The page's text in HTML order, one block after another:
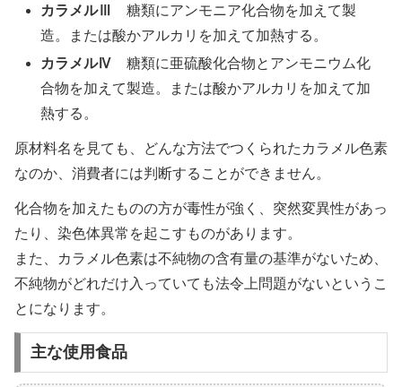
カラメルⅢ
糖類にアンモニア化合物を加えて製
造。または酸かアルカリを加えて加熱する。
カラメルⅣ 糖類に亜硫酸化合物とアンモニウム化
合物を加えて製造。または酸かアルカリを加えて加
熱する。
原材料名を見ても、どんな方法でつくられたカラメル色素
なのか、消費者には判断することができません。
化合物を加えたものの方が毒性が強く、突然変異性があっ
たり、染色体異常を起こすものがあります。
また、カラメル色素は不純物の含有量の基準がないため、
不純物がどれだけ入っていても法令上問題がないというこ
とになります。
主な使用食品